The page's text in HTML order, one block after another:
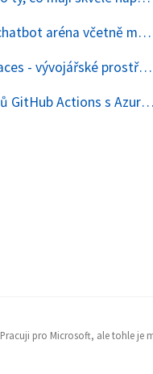
Vaše vlastní AI chatbot aréna včetně monitoringu s OpenTelemetry, AI Foundry, Gradio a Azure Container Apps nahozená přes Terraform
GitHub Codespaces - vývojářské prostředí od stroje po knihovny a kompilátor, které naběhne za 15 vteřin
Federace tokenů GitHub Actions s Azure Active Directory pro přístup z vaší CI/CD do Azure bez hesel
Pracuji pro Microsoft, ale tohle je